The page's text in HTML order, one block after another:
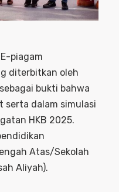
piagam
diterbitkan oleh
bukti bahwa
serta dalam simulasi
HKB 2025.
Atas/Sekolah
Aliyah).